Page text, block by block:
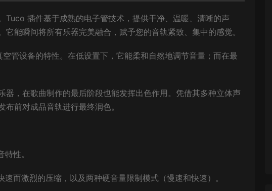
Tuco 插件基于成熟的电子管技术，提供干净、温暖、清晰的声
能瞬间将所有乐器完美融合，赋予您的音轨紧致、集中的感觉。
管设备的特性。在低设置下，它能柔和自然地调节音量；而在最
，在歌曲制作的最后阶段也能发挥出色作用。凭借其多种立体声
前对成品音轨进行最终润色。
性。
而激烈的压缩，以及两种硬音量限制模式（慢速和快速）。